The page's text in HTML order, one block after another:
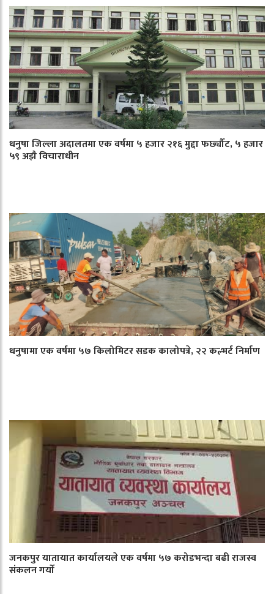
धनुषा जिल्ला अदालतमा एक वर्षमा ५ हजार २१६ मुद्दा फर्छ्यौट, ५ हजार
५९ अझै विचाराधीन
धनुषामा एक वर्षमा ५७ किलोमिटर सडक कालोपत्रे, २२ कल्भर्ट निर्माण
जनकपुर यातायात कार्यालयले एक वर्षमा ५७ करोडभन्दा बढी राजस्व
संकलन गर्याे